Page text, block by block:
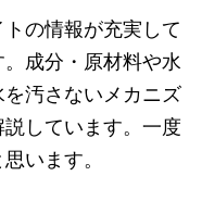
の情報が充実して
成分・原材料や水
汚さないメカニズ
しています。一度
います。